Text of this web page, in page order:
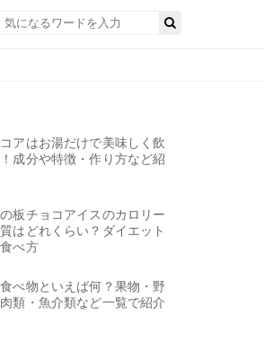
アはお湯だけで美味しく飲
成分や特徴・作り方など紹
板チョコアイスのカロリー
はどれくらい？ダイエット
べ方
べ物といえば何？果物・野
類・魚介類など一覧で紹介